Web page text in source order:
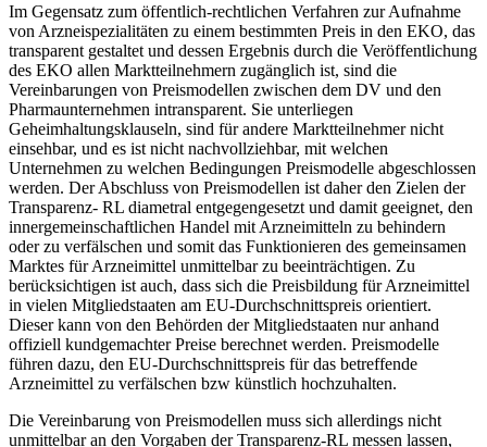
Im Gegensatz zum öffentlich-rechtlichen Verfahren zur Aufnahme
von Arzneispezialitäten zu einem bestimmten Preis in den EKO, das
transparent gestaltet und dessen Ergebnis durch die Veröffentlichung
des EKO allen Marktteilnehmern zugänglich ist, sind die
Vereinbarungen von Preismodellen zwischen dem DV und den
Pharmaunternehmen intransparent. Sie unterliegen
Geheimhaltungsklauseln, sind für andere Marktteilnehmer nicht
einsehbar, und es ist nicht nachvollziehbar, mit welchen
Unternehmen zu welchen Bedingungen Preismodelle abgeschlossen
werden. Der Abschluss von Preismodellen ist daher den Zielen der
Transparenz- RL diametral entgegengesetzt und damit geeignet, den
innergemeinschaftlichen Handel mit Arzneimitteln zu behindern
oder zu verfälschen und somit das Funktionieren des gemeinsamen
Marktes für Arzneimittel unmittelbar zu beeinträchtigen. Zu
berücksichtigen ist auch, dass sich die Preisbildung für Arzneimittel
in vielen Mitgliedstaaten am EU-Durchschnittspreis orientiert.
Dieser kann von den Behörden der Mitgliedstaaten nur anhand
offiziell kundgemachter Preise berechnet werden. Preismodelle
führen dazu, den EU-Durchschnittspreis für das betreffende
Arzneimittel zu verfälschen bzw künstlich hochzuhalten.
Die Vereinbarung von Preismodellen muss sich allerdings nicht
unmittelbar an den Vorgaben der Transparenz-RL messen lassen,